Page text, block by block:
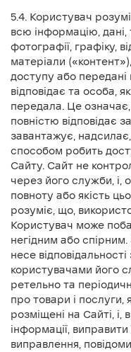
5.4. Користувач
всю інформацію, дані,
фотографії, графіку,
матеріали
доступу або
відповідає та особа,
передала. Це
повністю відповідає
завантажує,
способом робить
Сайту. Сайт не
через його служби, і,
повноту або якість
розуміє, що,
Користувач може
негідним або
несе
користувачами його
ретельно та
про товари і послуги,
розміщені на Сайті, і,
інформації,
виправлення,